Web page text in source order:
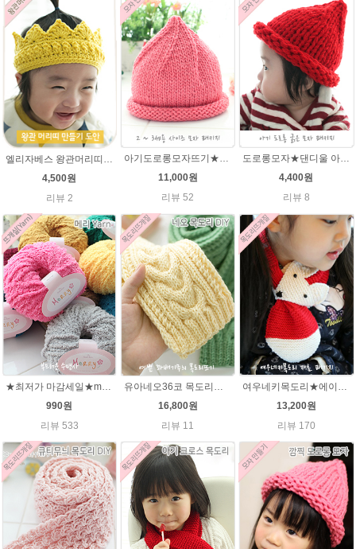
엘리자베스 왕관머리띠★45울라인 태교뜨개질 손뜨개
4,500원
리뷰 2
아기도로롱모자뜨기★그레이스메리노울 뜨개실 털실 뜨개질
11,000원
리뷰 52
도로롱모자★댄디울 아기모자뜨개질
4,400원
리뷰 8
★최저가 마감세일★merry메리/털실/수면뜨개실/뜨개질실/손뜨개실/목도리털실
990원
리뷰 533
유아네오36코 목도리뜨기★에이미울/유아목도리/아기목도리뜨개질
16,800원
리뷰 11
여우네키목도리★에이미울DIY 재료 패키지/유아목도리뜨기/아기목도리뜨개질/부드러운 베이비뜨개실로 제작 된 태교 손뜨개
13,200원
리뷰 170